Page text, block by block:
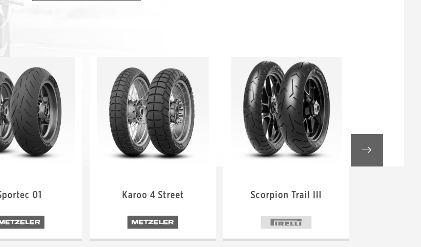
01 Karoo 4 Street Scorpion Trail III